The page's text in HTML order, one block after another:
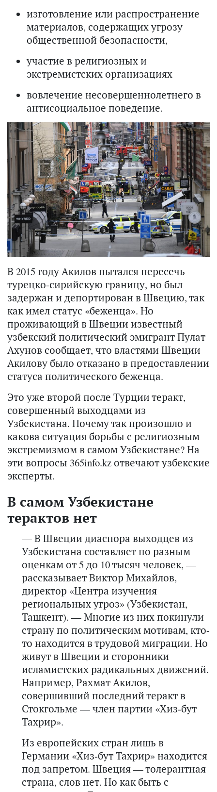
изготовление или распространение
материалов, содержащих угрозу
общественной безопасности,
участие в религиозных и
экстремистских организациях
вовлечение несовершеннолетнего в
антисоциальное поведение.
В 2015 году Акилов пытался пересечь
турецко-сирийскую границу, но был
задержан и депортирован в Швецию, так
как имел статус «беженца». Но
проживающий в Швеции известный
узбекский политический эмигрант Пулат
Ахунов сообщает, что властями Швеции
Акилову было отказано в предоставлении
статуса политического беженца.
Это уже второй после Турции теракт,
совершенный выходцами из
Узбекистана. Почему так произошло и
какова ситуация борьбы с религиозным
экстремизмом в самом Узбекистане? На
эти вопросы 365info.kzотвечают узбекские
эксперты.
В самом Узбекистане
терактов нет
— В Швеции диаспора выходцев из
Узбекистана составляет по разным
оценкам от 5 до 10 тысяч человек, —
рассказывает Виктор Михайлов,
директор «Центра изучения
региональных угроз» (Узбекистан,
Ташкент). — Многие из них покинули
страну по политическим мотивам, кто-
то находится в трудовой миграции. Но
живут в Швеции и сторонники
исламистских радикальных движений.
Например, Рахмат Акилов,
совершивший последний теракт в
Стокгольме — член партии «Хиз-бут
Тахрир».
Из европейских стран лишь в
Германии «Хиз-бут Тахрир» находится
под запретом. Швеция — толерантная
страна, слов нет. Но как быть с